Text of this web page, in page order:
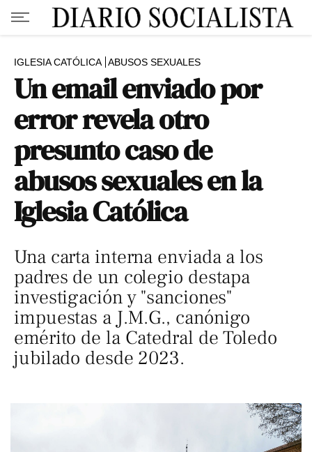
IGLESIA CATÓLICA ABUSOS SEXUALES
Un email enviado por
error revela otro
presunto caso de
abusos sexuales en la
Iglesia Católica
Una carta interna enviada a los
padres de un colegio destapa
investigación y "sanciones"
impuestas a J.M.G., canónigo
emérito de la Catedral de Toledo
jubilado desde 2023.